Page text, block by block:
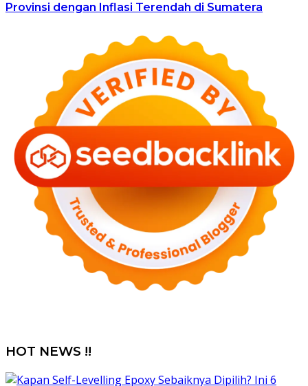
Provinsi dengan Inflasi Terendah di Sumatera
HOT NEWS !!